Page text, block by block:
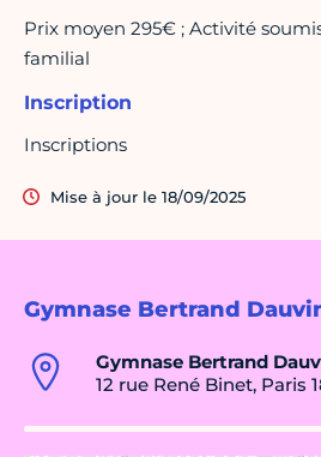
Gymnase Bertrand
Gymnase Bertrand
12 rue René Binet, Paris
Prix moyen 295€ ; Activité
familial
Inscription
Inscriptions
Mise à jour le 18/09/2025